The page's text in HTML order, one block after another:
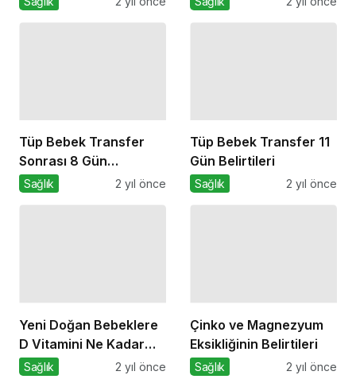
Tüp Bebek Transfer
Sonrası 8 Gün
Belirtileri
Sağlık 2 yıl önce
Tüp Bebek Transfer 11
Gün Belirtileri
Sağlık 2 yıl önce
Yeni Doğan Bebeklere
D Vitamini Ne Kadar
Verilir
Sağlık 2 yıl önce
Çinko ve Magnezyum
Eksikliğinin Belirtileri
Sağlık 2 yıl önce